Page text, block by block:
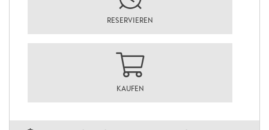
RESERVIEREN
KAUFEN